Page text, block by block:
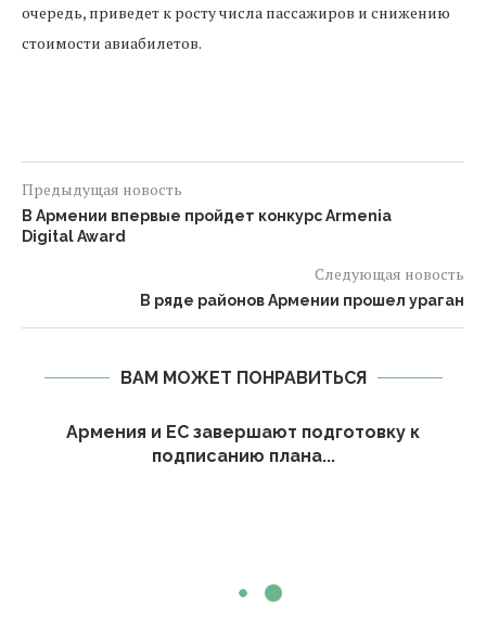
очередь, приведет к росту числа пассажиров и снижению
стоимости авиабилетов.
Предыдущая новость
В Армении впервые пройдет конкурс Armenia
Digital Award
Следующая новость
В ряде районов Армении прошел ураган
ВАМ МОЖЕТ ПОНРАВИТЬСЯ
Армения и ЕС завершают подготовку к
подписанию плана...